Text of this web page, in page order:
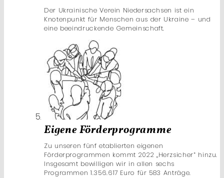
Der Ukrainische Verein Niedersachsen ist ein
Knotenpunkt für Menschen aus der Ukraine – und
eine beeindruckende Gemeinschaft.
Eigene Förderprogramme
Zu unseren fünf etablierten eigenen
Förderprogrammen kommt 2022 „Herzsicher“ hinzu.
Insgesamt bewilligen wir in allen sechs
Programmen 1.356.617 Euro für 583 Anträge.